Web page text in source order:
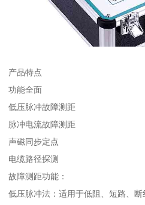
产品特点
功能全面
低压脉冲故障测距
脉冲电流故障测距
声磁同步定点
电缆路径探测
故障测距功能：
低压脉冲法：适用于低阻、短路、断